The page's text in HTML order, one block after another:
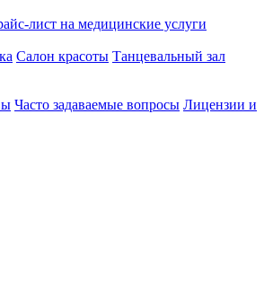
лист на медицинские услуги
Салон красоты Танцевальный зал
Часто задаваемые вопросы Лицензии и